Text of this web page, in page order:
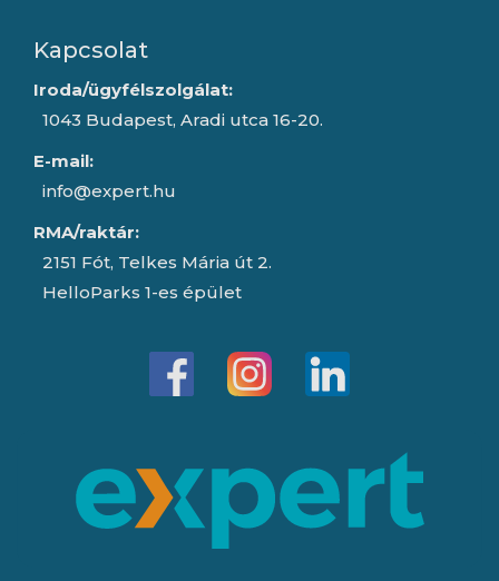
Kapcsolat
Iroda/ügyfélszolgálat:
1043 Budapest, Aradi utca 16-20.
E-mail:
info@expert.hu
RMA/raktár:
2151 Fót, Telkes Mária út 2.
HelloParks 1-es épület